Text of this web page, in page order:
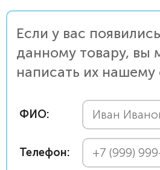
Если у вас
данному товару, вы
написать их нашему
ФИО:
Телефон: